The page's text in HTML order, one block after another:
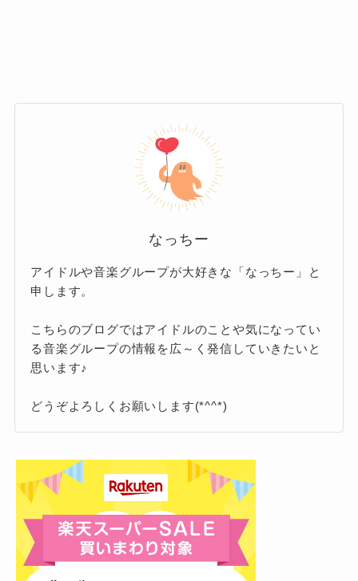
会費：550円（税込）／1ヶ月
支払方法：クレジットカード決済・ドコ
モケータイ払い・auかんたん決済・ソフ
じ額です。
実際の会員数
しかし、JO1のファンクラブは月会費コースの方
には会員番号が付与されないという話もあるの
で、実際はもっと多いかもしれません。
また、JO1はアジアツアーやドームデビューもし
たところなので、直近で会員数が増加している
と思うので、10万人は超えていそうですよね。
なっちー
アイドルや音楽グループが大好きな「なっちー」と
申します。
こちらのブログではアイドルのことや気になってい
る音楽グループの情報を広～く発信していきたいと
思います♪
どうぞよろしくお願いします(*^^*)